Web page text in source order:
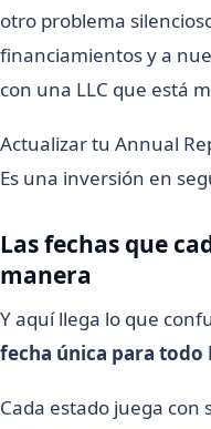
otro problema
financiamientos y a
con una LLC que está
Actualizar tu Annual
Es una inversión en
Las fechas que
manera
Y aquí llega lo que
fecha única para todo
Cada estado juega con